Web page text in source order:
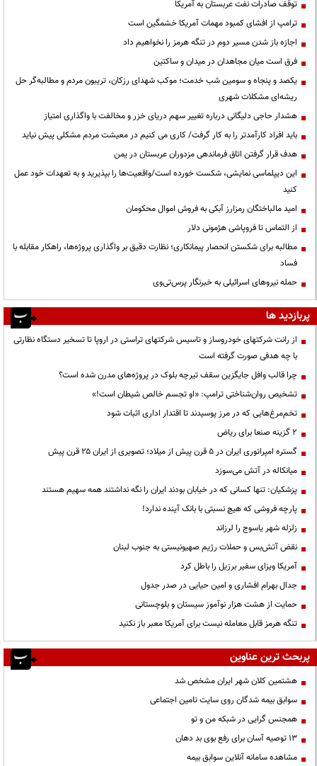
توقف صادرات نفت عربستان به آمریکا
ترامپ از افشای کمبود مهمات آمریکا خشمگین است
اجازه باز شدن مسیر دوم در تنگه هرمز را نخواهیم داد
فرق است میان مجاهدان در میدان و ساکتین
یکصد و پنجاه و سومین شب خدمت؛ موکب شهدای رزکان، تریبون مردم و مطالبه‌گر حل
ریشه‌ای مشکلات شهری
هشدار حاجی دلیگانی درباره تغییر سهم دریای خزر و مخالفت با واگذاری امتیاز
باید افراد کارآمدتر را به کار گرفت/ کاری می کنیم در معیشت مردم مشکلی پیش نیاید
هدف قرار گرفتن اتاق‌ فرماندهی مزدوران عربستان در یمن
این دیپلماسی نمایشی، شکست خورده است/واقعیت‌ها را بپذیرید و به تعهدات خود عمل
کنید
امید مالباختگان رمزارز آبکی به فروش اموال محکومان
از التماس تا فروپاشی هژمونی دلار
مطالبه برای شکستن انحصار پیمانکاری؛ نظارت دقیق بر واگذاری پروژه‌ها، راهکار مقابله با
فساد
حمله نیروهای اسرائیلی به خبرنگار پرس‌تی‌وی
پربازدید ها
از رانت‌ شرکتهای خودروساز و تاسیس شرکتهای تراستی در اروپا تا تسخیر دستگاه نظارتی
با چه هدفی صورت گرفته است
چرا قالب وافل جایگزین سقف تیرچه بلوک در پروژه‌های مدرن شده است؟
تشخیص روان‌شناختی ترامپ: «او تجسم خالص شیطان است!»
تخم‌مرغ‌هایی که در مرز پوسیدند تا اقتدار اداری اثبات شود
۲ گزینه صنعا برای ریاض
گستره امپراتوری ایران در ۵ قرن پیش از میلاد؛ تصویری از ایران ۲۵ قرن پیش
میانکاله در آتش می‌سوزد
پزشکیان: تنها کسانی که در خیابان بودند ایران را نگه نداشتند همه سهیم هستند
پارچه فروشی که هیچ نسبتی با بانک آینده ندارد!
زلزله شهر یاسوج را لرزاند
نقض آتش‌بس و حملات رژیم صهیونیستی به جنوب لبنان
آمریکا ویزای سفیر برزیل را باطل کرد
جدال بهرام افشاری و امین حیایی در صدر جدول
حمایت از هشت هزار نوآموز سیستان و بلوچستانی
تنگه هرمز قابل معامله نیست برای آمریکا معبر باز نکنید
پربحث ترین عناوین
هشتمین کلان شهر ایران مشخص شد
سوابق بیمه شدگان روی سایت تامین اجتماعی
همجنس گرایی در شبکه من و تو
13 توصیه آسان برای رفع بوی بد دهان
مشاهده سامانه آنلاين سوابق بیمه